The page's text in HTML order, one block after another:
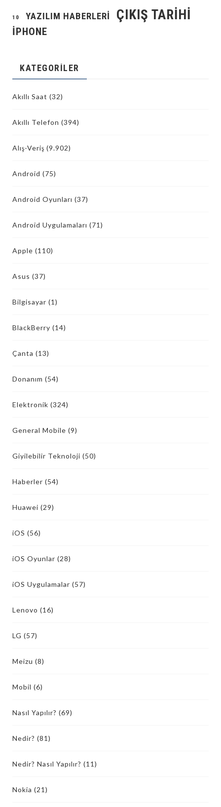
10 YAZILIM HABERLERI ÇIKIŞ TARIHI
İPHONE
KATEGORILER
Akıllı Saat (32)
Akıllı Telefon (394)
Alış-Veriş (9.902)
Android (75)
Android Oyunları (37)
Android Uygulamaları (71)
Apple (110)
Asus (37)
Bilgisayar (1)
BlackBerry (14)
Çanta (13)
Donanım (54)
Elektronik (324)
General Mobile (9)
Giyilebilir Teknoloji (50)
Haberler (54)
Huawei (29)
iOS (56)
iOS Oyunlar (28)
iOS Uygulamalar (57)
Lenovo (16)
LG (57)
Meizu (8)
Mobil (6)
Nasıl Yapılır? (69)
Nedir? (81)
Nedir? Nasıl Yapılır? (11)
Nokia (21)